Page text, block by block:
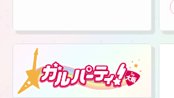
この条件で